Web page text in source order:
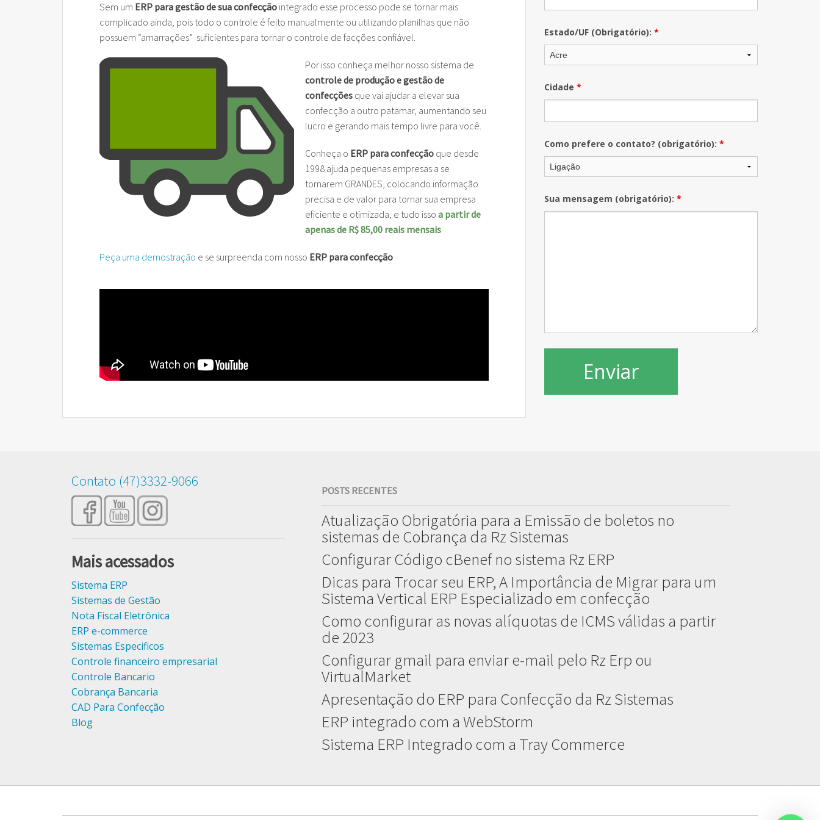
Cobrança Bancaria Bancoob
Cobrança Caixa
Cobrança Bancaria Bradesco
Rz FCI – Ficha de Conteúdo de Importação
Rz GeoReport
Rz PreVenda
Manutenção Plotters
Rz Têxtil Jet
Usadas Xerox 2230
HP Designjet 510
CAD Para Confecção Modelagem de Roupas
Encaixe de tecido
Digitalização de Moldes por foto
Rz CAD Textil
Rz Moldes
Rz Encaixe
Rz DigiFoto
Moldes a Venda
Cursos Gratuitos Modelagem
Cursos Gratuitos Rz CAD
Sem um ERP para gestão de sua confecção integrado esse processo pode se tornar mais
complicado ainda, pois todo o controle é feito manualmente ou utilizando planilhas que não
possuem “amarrações” suficientes para tornar o controle de facções confiável.
Por isso conheça melhor nosso sistema de
controle de produção e gestão de
confecções que vai ajudar a elevar sua
confecção a outro patamar, aumentando seu
lucro e gerando mais tempo livre para você.
Conheça o ERP para confecção que desde
1998 ajuda pequenas empresas a se
tornarem GRANDES, colocando informação
precisa e de valor para tornar sua empresa
eficiente e otimizada, e tudo isso a partir de
apenas de R$ 85,00 reais mensais
Peça uma demostração e se surpreenda com nosso ERP para confecção
Estado/UF (Obrigatório):*
Cidade*
Como prefere o contato? (obrigatório):*
Sua mensagem (obrigatório):*
Contato (47)3332-9066
Mais acessados
Sistema ERP
Sistemas de Gestão
Nota Fiscal Eletrônica
ERP e-commerce
Sistemas Especificos
Controle financeiro empresarial
Controle Bancario
Cobrança Bancaria
CAD Para Confecção
Blog
POSTS RECENTES
Atualização Obrigatória para a Emissão de boletos no
sistemas de Cobrança da Rz Sistemas
Configurar Código cBenef no sistema Rz ERP
Dicas para Trocar seu ERP, A Importância de Migrar para um
Sistema Vertical ERP Especializado em confecção
Como configurar as novas alíquotas de ICMS válidas a partir
de 2023
Configurar gmail para enviar e-mail pelo Rz Erp ou
VirtualMarket
Apresentação do ERP para Confecção da Rz Sistemas
ERP integrado com a WebStorm
Sistema ERP Integrado com a Tray Commerce